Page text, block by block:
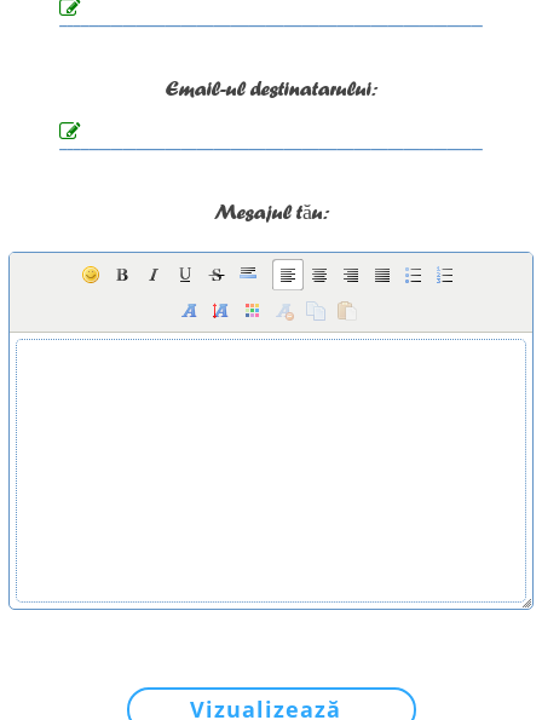
Email-ul destinatarului:
Mesajul tău:
Vizualizează